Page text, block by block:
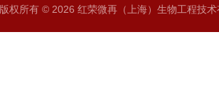
版权所有 © 2026 红荣微再（上海）生物工程技